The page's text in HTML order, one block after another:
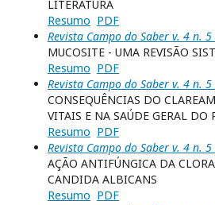
LITERATURA
Resumo PDF
Revista Campo do Saber v. 4 n.
MUCOSITE - UMA REVISÃO
Resumo PDF
Revista Campo do Saber v. 4 n.
CONSEQUÊNCIAS DO
VITAIS E NA SAÚDE GERAL DO
Resumo PDF
Revista Campo do Saber v. 4 n.
AÇÃO ANTIFÚNGICA DA
CANDIDA ALBICANS
Resumo PDF